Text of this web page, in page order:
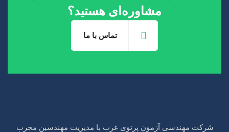
مشاوره‌ای هستید؟
تماس با ما
شرکت مهندسی آزمون پرتو‌ی غرب با مدیریت مهندسین مجرب